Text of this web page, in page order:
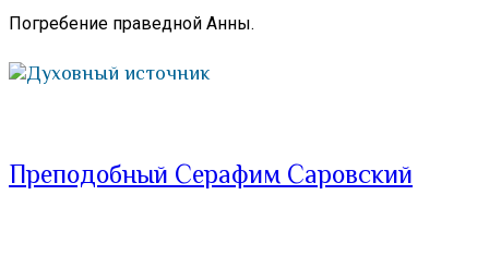
Погребение праведной Анны.
Духовный источник
Преподобный Серафим Саровский